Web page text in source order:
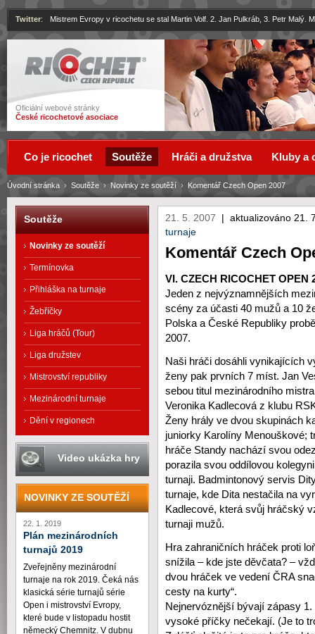
Ricochet
Oficiální webové stránky
České ricochetové asociace
Twitter: Mistrem Evropy v ricochetu se stal Martin Volf. 2. Jan Pulkráb, 3. Petr Malý.
21. 5. 2007 | aktualizováno 21.
turnaje
Komentář Czech
VI. CZECH RICOCHET OPEN
Jeden z nejvýznamnějších
scény za účasti 40 mužů a 10
Polska a České Republiky
2007.
Naši hráči dosáhli vynikajících
ženy pak prvních 7 míst. Jan
sebou titul mezinárodního
Veronika Kadlecová z klubu
Ženy hrály ve dvou skupinách
juniorky Karolíny Menouškové;
hráče Standy nachází svou
porazila svou oddílovou
turnaji. Badmintonový servis
turnaje, kde Dita nestačila na
Kadlecové, která svůj hráčský
turnaji mužů.
Hra zahraničních hráček proti
snížila – kde jste děvčata? –
dvou hráček ve vedení ČRA
cesty na kurty“.
Nejnervóznější bývají zápasy
vysoké příčky nečekají. (Je to
Úvodní stránka › Soutěže › Novinky ze soutěží › Komentář Czech Open 2007
Co je ricochet Soutěže Hráči a družstva Kluby a
Soutěže
Novinky ze soutěží
Termínovka
Přihláška na turnaje
Žebříčky
Liga hráčů (Tour)
Liga družstev
Mistrovství republiky
Mezinárodní turnaje
Dění v regionech
Video ukázka hry
NOVINKY ZE SOUTĚŽÍ
22. 1. 2019
Plán mezinárodních
turnajů 2019
Zveřejněny mezinárodní
turnaje na rok 2019. Čeká nás
klasická série turnajů série
Open i mistrovství Evropy,
které bude v listopadu hostit
německý Chemnitz. V dubnu